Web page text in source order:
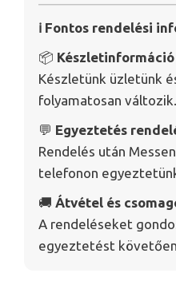
ℹ️ Fontos rendelési
📦 Készletinformáció
Készletünk üzletünk
folyamatosan változik.
💬 Egyeztetés
Rendelés után
telefonon
🚚 Átvétel és
A rendeléseket
egyeztetést